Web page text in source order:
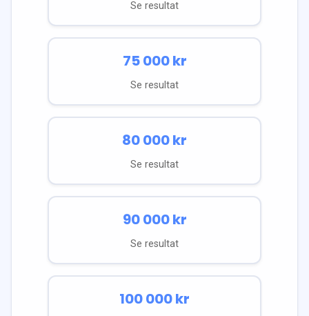
Se resultat
75 000kr
Se resultat
80 000kr
Se resultat
90 000kr
Se resultat
100 000kr